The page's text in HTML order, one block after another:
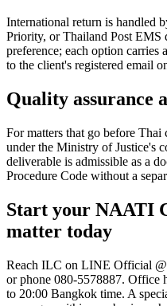
International return is handled
Priority, or Thailand Post EMS
preference; each option carries
to the client's registered email
Quality assurance
For matters that go before Thai
under the Ministry of Justice's
deliverable is admissible as a
Procedure Code without a
Start your NAATI
matter today
Reach ILC on LINE Official
or phone 080-5578887. Office
to 20:00 Bangkok time. A